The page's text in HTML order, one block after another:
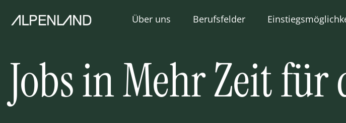
Über uns
Vorteile
Berufsfelder
Eingliederungshilfe
Management
Praktika
Ehrenamt
Jobs in Mehr Zeit für